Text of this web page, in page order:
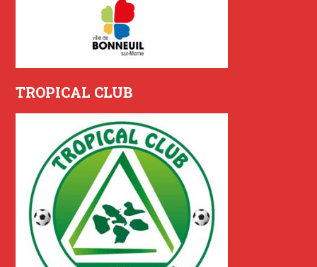
TROPICAL CLUB